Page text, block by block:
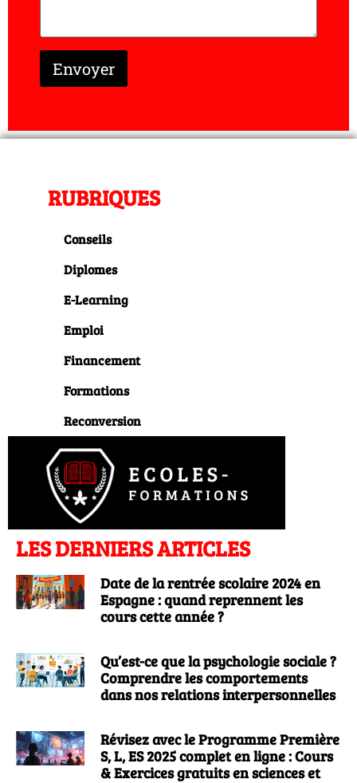
RUBRIQUES
Conseils
Diplomes
E-Learning
Emploi
Financement
Formations
Reconversion
LES DERNIERS ARTICLES
Date de la rentrée scolaire 2024 en
Espagne : quand reprennent les
cours cette année ?
Qu’est-ce que la psychologie sociale ?
Comprendre les comportements
dans nos relations interpersonnelles
Révisez avec le Programme Première
S, L, ES 2025 complet en ligne : Cours
& Exercices gratuits en sciences et